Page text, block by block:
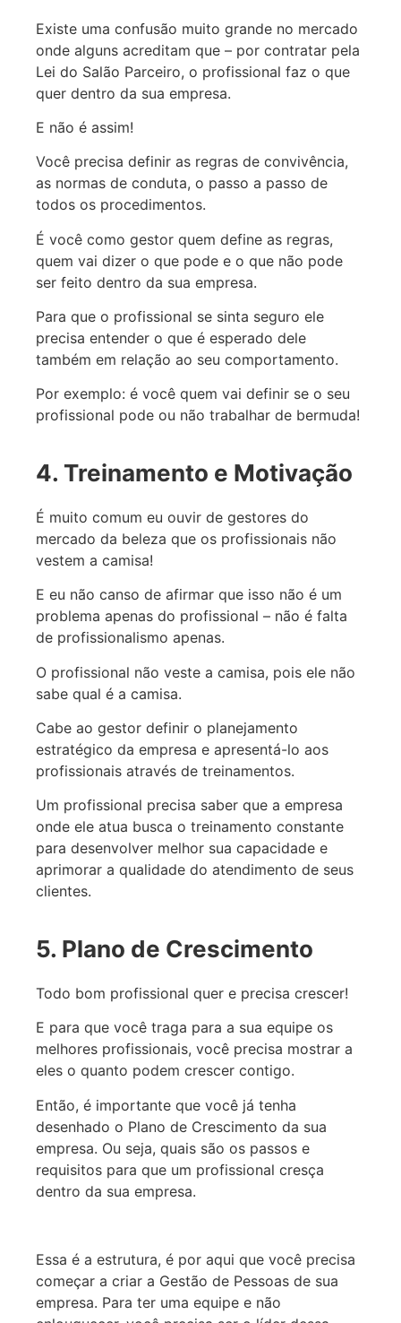
Existe uma confusão muito grande no mercado
onde alguns acreditam que – por contratar pela
Lei do Salão Parceiro, o profissional faz o que
quer dentro da sua empresa.
E não é assim!
Você precisa definir as regras de convivência,
as normas de conduta, o passo a passo de
todos os procedimentos.
É você como gestor quem define as regras,
quem vai dizer o que pode e o que não pode
ser feito dentro da sua empresa.
Para que o profissional se sinta seguro ele
precisa entender o que é esperado dele
também em relação ao seu comportamento.
Por exemplo: é você quem vai definir se o seu
profissional pode ou não trabalhar de bermuda!
4. Treinamento e Motivação
É muito comum eu ouvir de gestores do
mercado da beleza que os profissionais não
vestem a camisa!
E eu não canso de afirmar que isso não é um
problema apenas do profissional – não é falta
de profissionalismo apenas.
O profissional não veste a camisa, pois ele não
sabe qual é a camisa.
Cabe ao gestor definir o planejamento
estratégico da empresa e apresentá-lo aos
profissionais através de treinamentos.
Um profissional precisa saber que a empresa
onde ele atua busca o treinamento constante
para desenvolver melhor sua capacidade e
aprimorar a qualidade do atendimento de seus
clientes.
5. Plano de Crescimento
Todo bom profissional quer e precisa crescer!
E para que você traga para a sua equipe os
melhores profissionais, você precisa mostrar a
eles o quanto podem crescer contigo.
Então, é importante que você já tenha
desenhado o Plano de Crescimento da sua
empresa. Ou seja, quais são os passos e
requisitos para que um profissional cresça
dentro da sua empresa.
Essa é a estrutura, é por aqui que você precisa
começar a criar a Gestão de Pessoas de sua
empresa. Para ter uma equipe e não